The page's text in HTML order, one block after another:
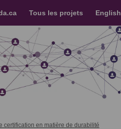
Tous les projets English
certification en matière de durabilité